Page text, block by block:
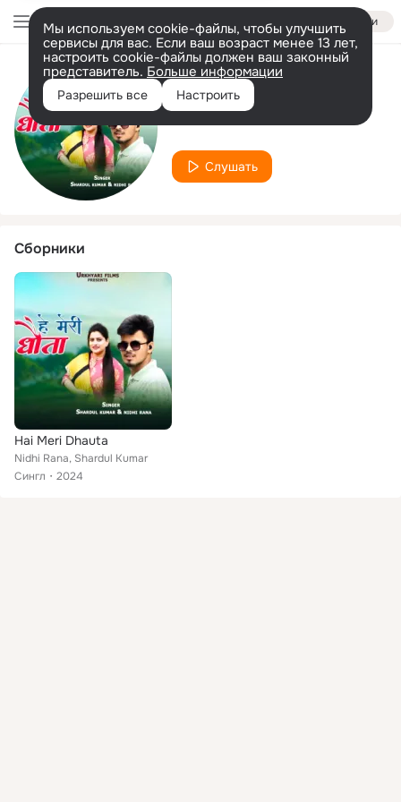
Войти
Мы используем cookie-файлы, чтобы улучшить
сервисы для вас. Если ваш возраст менее 13 лет,
настроить cookie-файлы должен ваш законный
представитель. Больше информации
Разрешить все Настроить
Исполнитель
Shardul Kumar
Слушать
Сборники
Hai Meri Dhauta
Nidhi Rana, Shardul Kumar
Сингл
2024